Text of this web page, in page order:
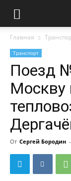
Главная
Транспорт
Поезд
Москву
От Сергей Бородин -